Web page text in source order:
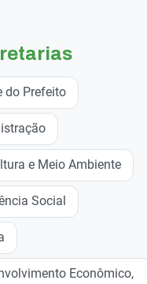
do Prefeito
e Meio Ambiente
Social
Econômico,